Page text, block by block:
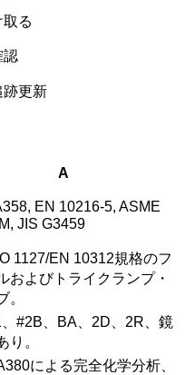
る
認
更新
A
EN 10216-5, ASME
JIS G3459
1127/EN 10312規格のフ
およびトライクランプ・
。
#2B、BA、2D、2R、鏡
り。
による完全化学分析、